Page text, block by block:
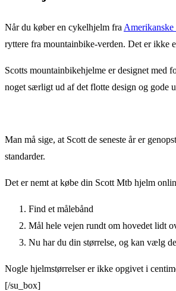
Når du køber en cykelhjelm fra Amerikanske
ryttere fra mountainbike-verden. Det er ikke
Scotts mountainbikehjelme er designet med
noget særligt ud af det flotte design og gode
Man må sige, at Scott de seneste år er
standarder.
Det er nemt at købe din Scott Mtb hjelm
Find et målebånd
Mål hele vejen rundt om hovedet lidt
Nu har du din størrelse, og kan vælg
Nogle hjelmstørrelser er ikke opgivet i
[/su_box]